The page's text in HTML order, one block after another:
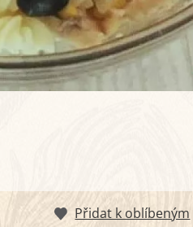
Přidat k oblíbeným